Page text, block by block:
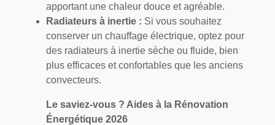
apportant une chaleur douce et agréable.
Radiateurs à inertie : Si vous souhaitez
conserver un chauffage électrique, optez pour
des radiateurs à inertie sèche ou fluide, bien
plus efficaces et confortables que les anciens
convecteurs.
Le saviez-vous ? Aides à la Rénovation
Énergétique 2026